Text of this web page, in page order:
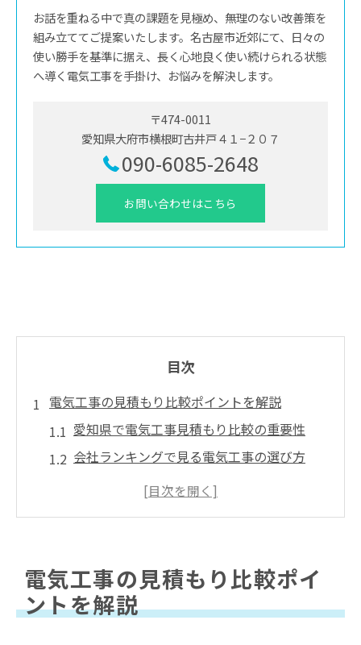
お話を重ねる中で真の課題を見極め、無理のない改善策を
組み立ててご提案いたします。名古屋市近郊にて、日々の
使い勝手を基準に据え、長く心地良く使い続けられる状態
へ導く電気工事を手掛け、お悩みを解決します。
〒474-0011
愛知県大府市横根町古井戸４１−２０７
090-6085-2648
お問い合わせはこちら
目次
電気工事の見積もり比較ポイントを解説
愛知県で電気工事見積もり比較の重要性
会社ランキングで見る電気工事の選び方
登録業者一覧を活用した比較方法のコツ
見積もりが安心できる電気工事の選び方
電気工事見積もりで重視すべき安全性と資
電気工事の見積もり比較ポイ
ントを解説